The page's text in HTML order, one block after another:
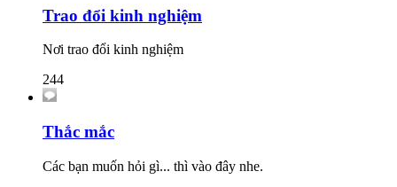
Trao đổi kinh nghiệm
Nơi trao đổi kinh nghiệm
244
Thắc mắc
Các bạn muốn hỏi gì... thì vào đây nhe.